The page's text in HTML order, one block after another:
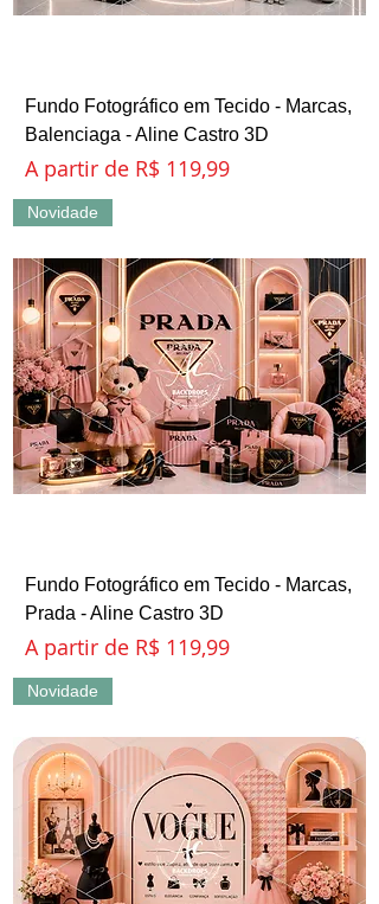
Fundo Fotográfico em Tecido - Marcas,
Balenciaga - Aline Castro 3D
A partir de R$ 119,99
Preço promocional
Novidade
Fundo Fotográfico em Tecido - Marcas,
Prada - Aline Castro 3D
A partir de R$ 119,99
Preço promocional
Novidade